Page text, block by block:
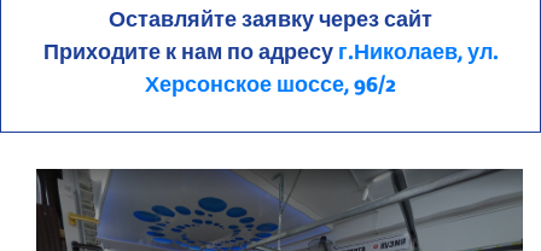
Оставляйте заявку через сайт
Приходите к нам по адресу г.Николаев, ул.
Херсонское шоссе, 96/2